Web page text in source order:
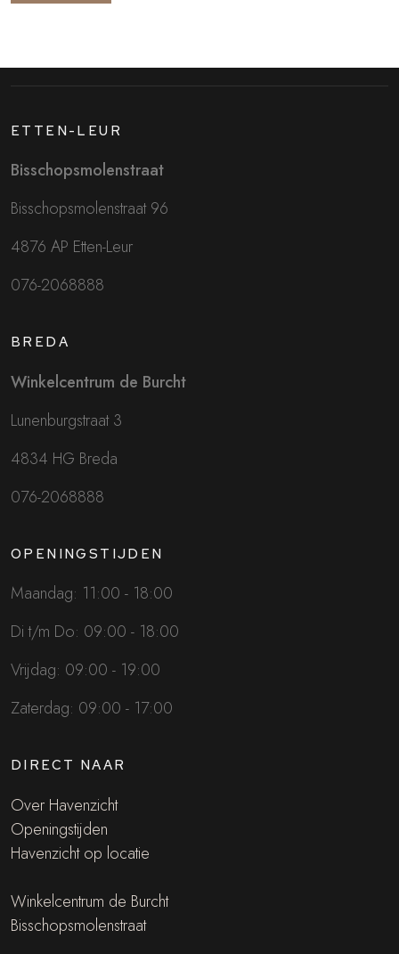
ETTEN-LEUR
Bisschopsmolenstraat
Bisschopsmolenstraat 96
4876 AP Etten-Leur
076-2068888
BREDA
Winkelcentrum de Burcht
Lunenburgstraat 3
4834 HG Breda
076-2068888
OPENINGSTIJDEN
Maandag: 11:00 - 18:00
Di t/m Do: 09:00 - 18:00
Vrijdag: 09:00 - 19:00
Zaterdag: 09:00 - 17:00
DIRECT NAAR
Over Havenzicht
Openingstijden
Havenzicht op locatie
Winkelcentrum de Burcht
Bisschopsmolenstraat